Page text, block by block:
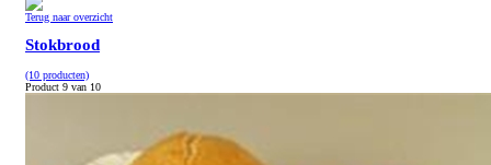
Terug naar overzicht
Stokbrood
(10 producten)
Product 9 van 10